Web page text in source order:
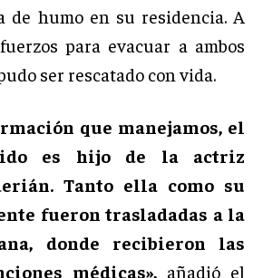
de humo en su residencia. A
para evacuar a ambos
ser rescatado con vida.
que manejamos, el
es hijo de la actriz
Tanto ella como su
fueron trasladadas a la
donde recibieron las
médicas»,añadió el